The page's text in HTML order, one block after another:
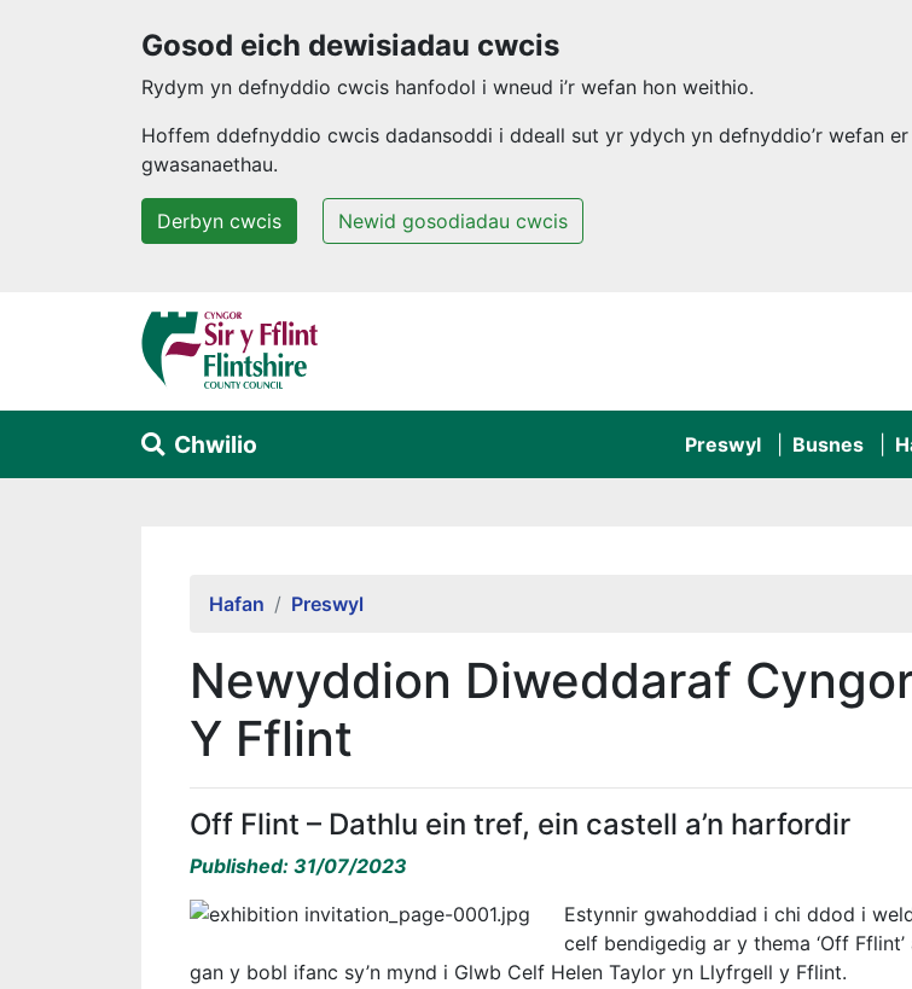
Gosod eich dewisiadau cwcis
Rydym yn defnyddio cwcis hanfodol i wneud i’r wefan hon weithio.
Hoffem ddefnyddio cwcis dadansoddi i ddeall sut yr ydych yn defnyddio’r wefan
gwasanaethau.
Derbyn cwcis Newid gosodiadau cwcis
Neidio i'r prif gynnwys
Chwilio Preswyl Busnes
Hafan Preswyl
Newyddion Diweddaraf
Y Fflint
Off Flint – Dathlu ein tref, ein castell a’n harfordir
Published: 31/07/2023
Estynnir gwahoddiad i chi ddod i
celf bendigedig ar y thema ‘Off
gan y bobl ifanc sy’n mynd i Glwb Celf Helen Taylor yn Llyfrgell y Fflint.